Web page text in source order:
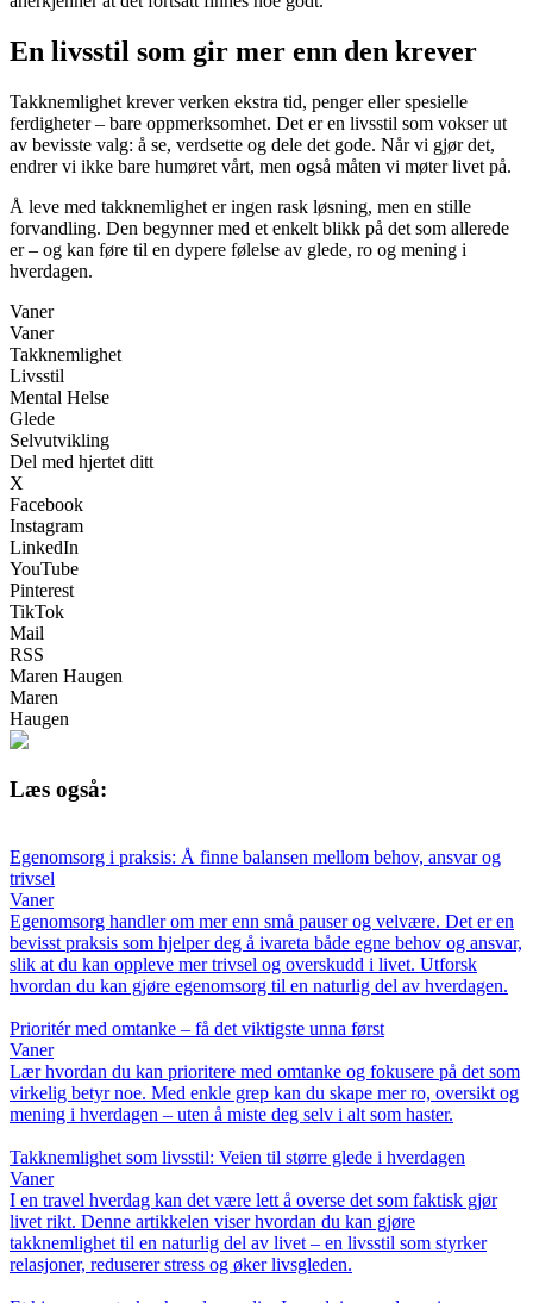
En livsstil som gir mer enn den krever
Takknemlighet krever verken ekstra tid, penger eller spesielle
ferdigheter – bare oppmerksomhet. Det er en livsstil som vokser ut
av bevisste valg: å se, verdsette og dele det gode. Når vi gjør det,
endrer vi ikke bare humøret vårt, men også måten vi møter livet på.
Å leve med takknemlighet er ingen rask løsning, men en stille
forvandling. Den begynner med et enkelt blikk på det som allerede
er – og kan føre til en dypere følelse av glede, ro og mening i
hverdagen.
Vaner
Vaner
Takknemlighet
Livsstil
Mental Helse
Glede
Selvutvikling
Del med hjertet ditt
X
Facebook
Instagram
LinkedIn
YouTube
Pinterest
TikTok
Mail
RSS
Maren Haugen
Maren
Haugen
Læs også:
Egenomsorg i praksis: Å finne balansen mellom behov, ansvar og
trivsel
Vaner
Egenomsorg handler om mer enn små pauser og velvære. Det er en
bevisst praksis som hjelper deg å ivareta både egne behov og ansvar,
slik at du kan oppleve mer trivsel og overskudd i livet. Utforsk
hvordan du kan gjøre egenomsorg til en naturlig del av hverdagen.
Prioritér med omtanke – få det viktigste unna først
Vaner
Lær hvordan du kan prioritere med omtanke og fokusere på det som
virkelig betyr noe. Med enkle grep kan du skape mer ro, oversikt og
mening i hverdagen – uten å miste deg selv i alt som haster.
Takknemlighet som livsstil: Veien til større glede i hverdagen
Vaner
I en travel hverdag kan det være lett å overse det som faktisk gjør
livet rikt. Denne artikkelen viser hvordan du kan gjøre
takknemlighet til en naturlig del av livet – en livsstil som styrker
relasjoner, reduserer stress og øker livsgleden.